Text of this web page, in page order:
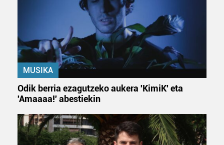
MUSIKA
Odik berria ezagutzeko aukera 'KimiK' eta
'Amaaaa!' abestiekin